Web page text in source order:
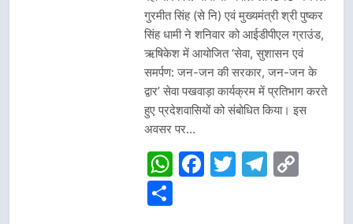
गुरमीत सिंह (से नि) एवं मुख्यमंत्री श्री पुष्कर
सिंह धामी ने शनिवार को आईडीपीएल ग्राउंड,
ऋषिकेश में आयोजित ‘सेवा, सुशासन एवं
समर्पण: जन-जन की सरकार, जन-जन के
द्वार’ सेवा पखवाड़ा कार्यक्रम में प्रतिभाग करते
हुए प्रदेशवासियों को संबोधित किया। इस
अवसर पर…
WhatsApp
Facebook
Twitter
Share